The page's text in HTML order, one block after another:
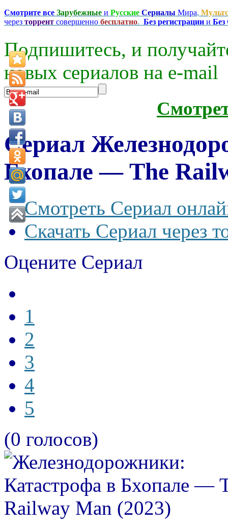
Смотрите все Зарубежные и Русские Сериалы Мира,
через торрент совершенно бесплатно. Без регистрации и
Подпишитесь, и
новых сериалов на e-mаil
Сериал
Бхопале — The
Смотреть Сериал
Скачать Сериал через
Оцените Сериал
1
2
3
4
5
(0 голосов)